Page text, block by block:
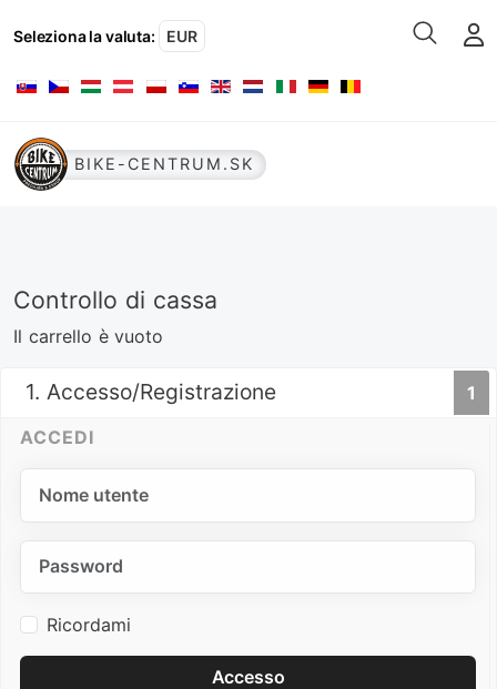
Seleziona la valuta: EUR
Seleziona la tua lingua
BIKE-CENTRUM.SK
Controllo di cassa
Il carrello è vuoto
1
1. Accesso/Registrazione
ACCEDI
Ricordami
Accesso